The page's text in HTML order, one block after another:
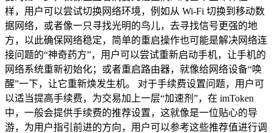
样，用户可以尝试切换网络环境，例如从 Wi-Fi 切换到移动数
据网络，或者像一只寻找光明的鸟儿，去寻找信号更强的地
方，以此确保网络稳定，简单的重启操作也可能是解决网络连
接问题的“神奇药方”，用户可以尝试重新启动手机，让手机的
网络系统重新初始化；或者重启路由器，就像给网络设备“唤
醒”一下，让它重新焕发生机。 对于手续费设置问题，用户可
以适当提高手续费，为交易加上一层“加速剂”，在 imToken
中，一般会提供手续费的推荐设置，这就像是一位贴心的导
游，为用户指引前进的方向，用户可以参考这些推荐值进行调